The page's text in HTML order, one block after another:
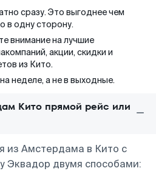
сразу. Это выгоднее чем
в одну сторону.
внимание на лучшие
акции, скидки и
из Кито.
неделе, а не в выходные.
Кито прямой рейс или
из Амстердама в Кито с
Эквадор двумя способами: